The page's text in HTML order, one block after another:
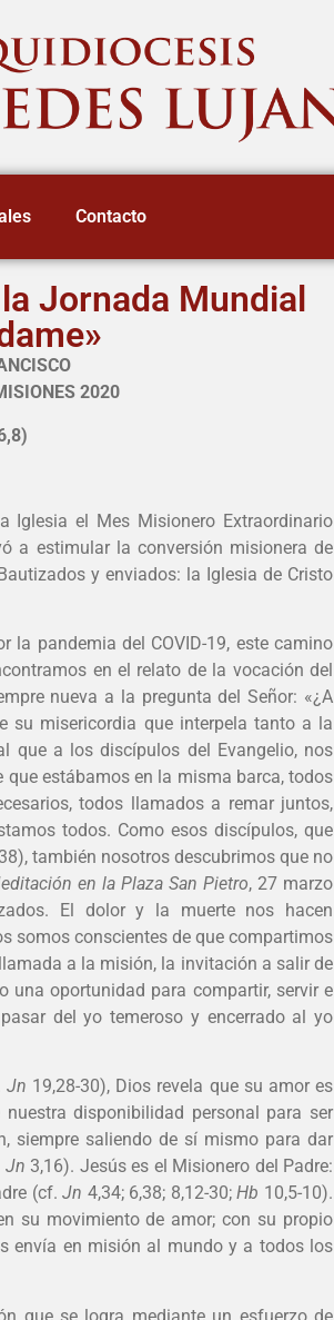
Contacto
Jornada Mundial
2020
el Mes Misionero Extraordinario
a estimular la conversión misionera de
y enviados: la Iglesia de Cristo
la pandemia del COVID-19, este camino
en el relato de la vocación del
nueva a la pregunta del Señor: «¿A
su misericordia que interpela tanto a la
que a los discípulos del Evangelio, nos
estábamos en la misma barca, todos
todos llamados a remar juntos,
todos. Como esos discípulos, que
también nosotros descubrimos que no
en la Plaza San Pietro, 27 marzo
El dolor y la muerte nos hacen
somos conscientes de que compartimos
a la misión, la invitación a salir de
una oportunidad para compartir, servir e
del yo temeroso y encerrado al yo
Jn 19,28-30), Dios revela que su amor es
disponibilidad personal para ser
siempre saliendo de sí mismo para dar
Jn 3,16). Jesús es el Misionero del Padre:
(cf.Jn 4,34; 6,38; 8,12-30;Hb 10,5-10).
su movimiento de amor; con su propio
envía en misión al mundo y a todos los
que se logra mediante un esfuerzo de